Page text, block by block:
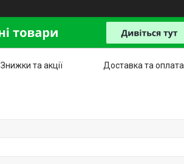
Знижки та акції Доставка та оплата